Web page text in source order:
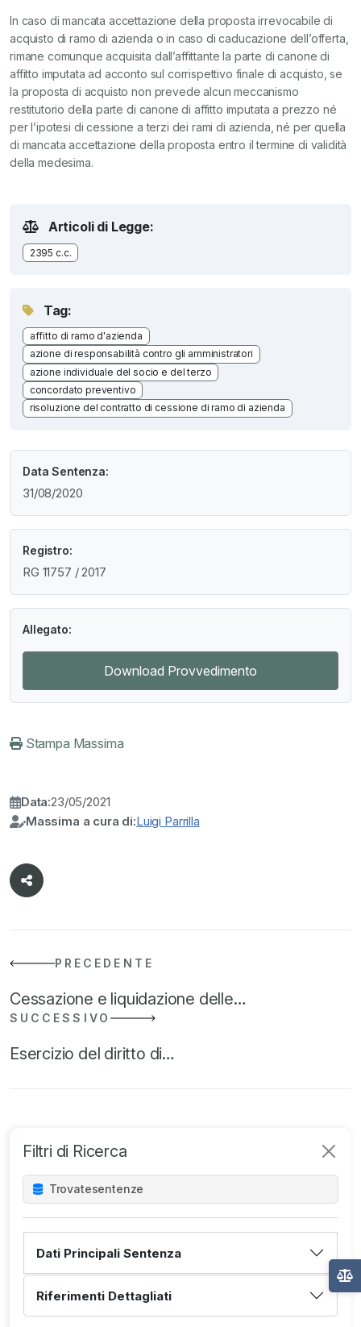
In caso di mancata accettazione della proposta irrevocabile di
acquisto di ramo di azienda o in caso di caducazione dell’offerta,
rimane comunque acquisita dall’affittante la parte di canone di
affitto imputata ad acconto sul corrispettivo finale di acquisto, se
la proposta di acquisto non prevede alcun meccanismo
restitutorio della parte di canone di affitto imputata a prezzo né
per l’ipotesi di cessione a terzi dei rami di azienda, né per quella
di mancata accettazione della proposta entro il termine di validità
della medesima.
Articoli di Legge:
2395 c.c.
Tag:
affitto di ramo d'azienda
azione di responsabilità contro gli amministratori
azione individuale del socio e del terzo
concordato preventivo
risoluzione del contratto di cessione di ramo di azienda
Data Sentenza:
31/08/2020
Registro:
RG 11757 / 2017
Allegato:
Download Provvedimento
Stampa Massima
Data:23/05/2021
Massima a cura di:Luigi Parrilla
PRECEDENTE
Cessazione e liquidazione delle…
SUCCESSIVO
Esercizio del diritto di…
Filtri di Ricerca
Trovatesentenze
Dati Principali Sentenza
Riferimenti Dettagliati